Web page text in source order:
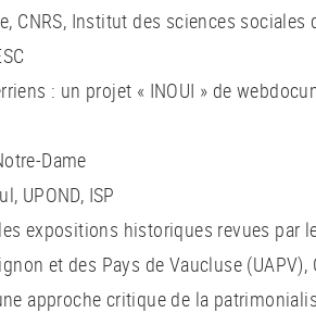
CNRS, Institut des sciences sociales
: un projet « INOUI » de
Dame
UPOND, ISP
expositions historiques revues
et des Pays de Vaucluse (UAPV),
approche critique de la